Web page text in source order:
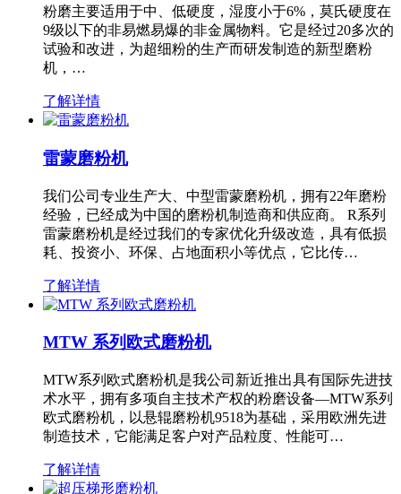
粉磨主要适用于中、低硬度，湿度小于6%，莫氏硬度在
9级以下的非易燃易爆的非金属物料。它是经过20多次的
试验和改进，为超细粉的生产而研发制造的新型磨粉
机，…
了解详情
雷蒙磨粉机
我们公司专业生产大、中型雷蒙磨粉机，拥有22年磨粉
经验，已经成为中国的磨粉机制造商和供应商。 R系列
雷蒙磨粉机是经过我们的专家优化升级改造，具有低损
耗、投资小、环保、占地面积小等优点，它比传…
了解详情
MTW 系列欧式磨粉机
MTW系列欧式磨粉机是我公司新近推出具有国际先进技
术水平，拥有多项自主技术产权的粉磨设备—MTW系列
欧式磨粉机，以悬辊磨粉机9518为基础，采用欧洲先进
制造技术，它能满足客户对产品粒度、性能可…
了解详情